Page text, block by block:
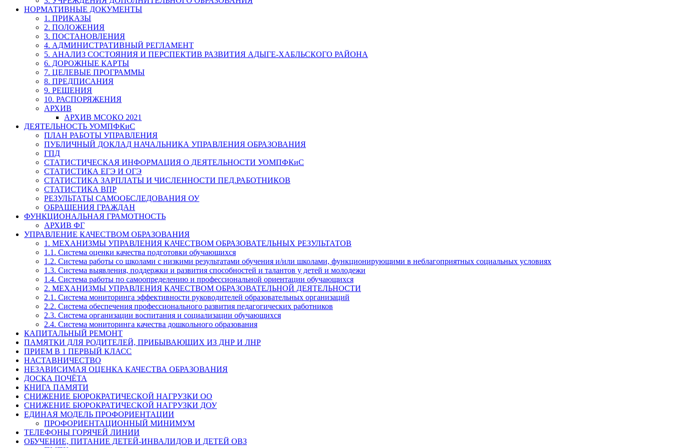
НОРМАТИВНЫЕ ДОКУМЕНТЫ
1. ПРИКАЗЫ
2. ПОЛОЖЕНИЯ
3. ПОСТАНОВЛЕНИЯ
4. АДМИНИСТРАТИВНЫЙ РЕГЛАМЕНТ
5. АНАЛИЗ СОСТОЯНИЯ И ПЕРСПЕКТИВ РАЗВИТИЯ АДЫГЕ-ХАБЛЬСКОГО РАЙОНА
6. ДОРОЖНЫЕ КАРТЫ
7. ЦЕЛЕВЫЕ ПРОГРАММЫ
8. ПРЕДПИСАНИЯ
9. РЕШЕНИЯ
10. РАСПОРЯЖЕНИЯ
АРХИВ
АРХИВ МСОКО 2021
ДЕЯТЕЛЬНОСТЬ УОМПФКиС
ПЛАН РАБОТЫ УПРАВЛЕНИЯ
ПУБЛИЧНЫЙ ДОКЛАД НАЧАЛЬНИКА УПРАВЛЕНИЯ ОБРАЗОВАНИЯ
ГПД
СТАТИСТИЧЕСКАЯ ИНФОРМАЦИЯ О ДЕЯТЕЛЬНОСТИ УОМПФКиС
СТАТИСТИКА ЕГЭ И ОГЭ
СТАТИСТИКА ЗАРПЛАТЫ И ЧИСЛЕННОСТИ ПЕД.РАБОТНИКОВ
СТАТИСТИКА ВПР
РЕЗУЛЬТАТЫ САМООБСЛЕДОВАНИЯ ОУ
ОБРАЩЕНИЯ ГРАЖДАН
ФУНКЦИОНАЛЬНАЯ ГРАМОТНОСТЬ
АРХИВ ФГ
УПРАВЛЕНИЕ КАЧЕСТВОМ ОБРАЗОВАНИЯ
1. МЕХАНИЗМЫ УПРАВЛЕНИЯ КАЧЕСТВОМ ОБРАЗОВАТЕЛЬНЫХ РЕЗУЛЬТАТОВ
1.1. Система оценки качества подготовки обучающихся
1.2. Система работы со школами с низкими результатами обучения и/или школами, функционирующими в неблагоприятных социальных условиях
1.3. Система выявления, поддержки и развития способностей и талантов у детей и молодежи
1.4. Система работы по самоопределению и профессиональной ориентации обучающихся
2. МЕХАНИЗМЫ УПРАВЛЕНИЯ КАЧЕСТВОМ ОБРАЗОВАТЕЛЬНОЙ ДЕЯТЕЛЬНОСТИ
2.1. Система мониторинга эффективности руководителей образовательных организаций
2.2. Система обеспечения профессионального развития педагогических работников
2.3. Система организации воспитания и социализации обучающихся
2.4. Система мониторинга качества дошкольного образования
КАПИТАЛЬНЫЙ РЕМОНТ
ПАМЯТКИ ДЛЯ РОДИТЕЛЕЙ, ПРИБЫВАЮЩИХ ИЗ ДНР И ЛНР
ПРИЕМ В 1 ПЕРВЫЙ КЛАСС
НАСТАВНИЧЕСТВО
НЕЗАВИСИМАЯ ОЦЕНКА КАЧЕСТВА ОБРАЗОВАНИЯ
ДОСКА ПОЧЁТА
КНИГА ПАМЯТИ
СНИЖЕНИЕ БЮРОКРАТИЧЕСКОЙ НАГРУЗКИ ОО
СНИЖЕНИЕ БЮРОКРАТИЧЕСКОЙ НАГРУЗКИ ДОУ
ЕДИНАЯ МОДЕЛЬ ПРОФОРИЕНТАЦИИ
ПРОФОРИЕНТАЦИОННЫЙ МИНИМУМ
ТЕЛЕФОНЫ ГОРЯЧЕЙ ЛИНИИ
ОБУЧЕНИЕ, ПИТАНИЕ ДЕТЕЙ-ИНВАЛИДОВ И ДЕТЕЙ ОВЗ